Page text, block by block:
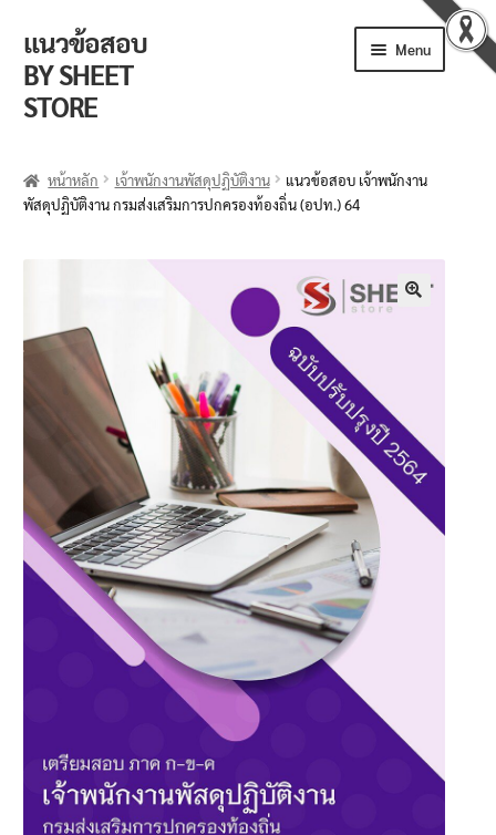
แนวข้อสอบ
BY SHEET
STORE
Menu
ตะกร้าสินค้า
วิธีการสั่งซื้อ
รีวิวจากลูกค้า
ติดตามพัสดุ
ข่าวเปิดสอบงานราชการ
นโยบายคืนสินค้าและการจัดส่ง​
คำถามที่พบบ่อย
หน้าหลัก เจ้าพนักงานพัสดุปฏิบัติงาน
แนวข้อสอบ เจ้าพนักงาน
พัสดุปฏิบัติงาน กรมส่งเสริมการปกครองท้องถิ่น (อปท.) 64